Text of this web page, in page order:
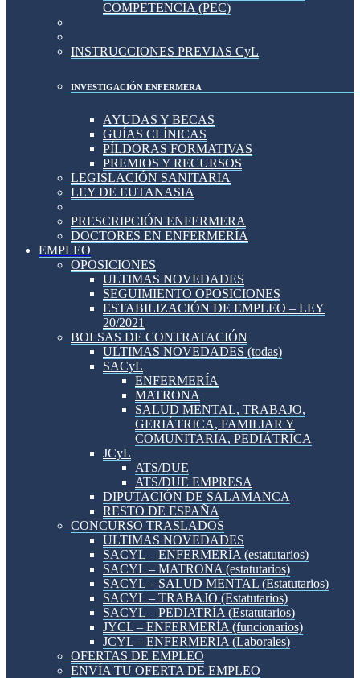
COMPETENCIA (PEC)
INSTRUCCIONES PREVIAS CyL
INVESTIGACIÓN ENFERMERA
AYUDAS Y BECAS
GUÍAS CLÍNICAS
PÍLDORAS FORMATIVAS
PREMIOS Y RECURSOS
LEGISLACIÓN SANITARIA
LEY DE EUTANASIA
PRESCRIPCIÓN ENFERMERA
DOCTORES EN ENFERMERÍA
EMPLEO
OPOSICIONES
ULTIMAS NOVEDADES
SEGUIMIENTO OPOSICIONES
ESTABILIZACIÓN DE EMPLEO – LEY
20/2021
BOLSAS DE CONTRATACIÓN
ULTIMAS NOVEDADES (todas)
SACyL
ENFERMERÍA
MATRONA
SALUD MENTAL, TRABAJO,
GERIÁTRICA, FAMILIAR Y
COMUNITARIA, PEDIÁTRICA
JCyL
ATS/DUE
ATS/DUE EMPRESA
DIPUTACIÓN DE SALAMANCA
RESTO DE ESPAÑA
CONCURSO TRASLADOS
ULTIMAS NOVEDADES
SACYL – ENFERMERÍA (estatutarios)
SACYL – MATRONA (estatutarios)
SACYL – SALUD MENTAL (Estatutarios)
SACYL – TRABAJO (Estatutarios)
SACYL – PEDIATRÍA (Estatutarios)
JYCL – ENFERMERÍA (funcionarios)
JCYL – ENFERMERIA (Laborales)
OFERTAS DE EMPLEO
ENVÍA TU OFERTA DE EMPLEO